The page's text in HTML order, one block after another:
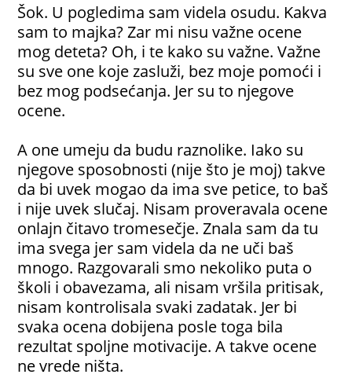
Šok. U pogledima sam videla osudu. Kakva
sam to majka? Zar mi nisu važne ocene
mog deteta? Oh, i te kako su važne. Važne
su sve one koje zasluži, bez moje pomoći i
bez mog podsećanja. Jer su to njegove
ocene.
A one umeju da budu raznolike. Iako su
njegove sposobnosti (nije što je moj) takve
da bi uvek mogao da ima sve petice, to baš
i nije uvek slučaj. Nisam proveravala ocene
onlajn čitavo tromesečje. Znala sam da tu
ima svega jer sam videla da ne uči baš
mnogo. Razgovarali smo nekoliko puta o
školi i obavezama, ali nisam vršila pritisak,
nisam kontrolisala svaki zadatak. Jer bi
svaka ocena dobijena posle toga bila
rezultat spoljne motivacije. A takve ocene
ne vrede ništa.